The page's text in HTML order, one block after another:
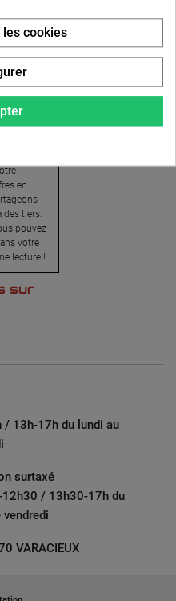
espace
Compte »
page) et
vous
en
des tiers.
pouvez
votre
lecture !
sur
/ 13h-17h du lundi au
surtaxé
/ 13h30-17h du
vendredi
VARACIEUX
les cookies